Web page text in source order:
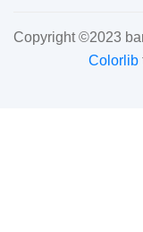
Copyright ©2023
Colorlib